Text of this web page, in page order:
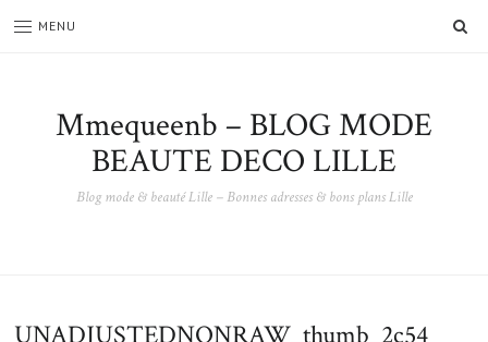
MENU
Mmequeenb – BLOG MODE
BEAUTE DECO LILLE
Blog mode & beauté Lille – Bonnes adresses & bons plans Lille
UNADJUSTEDNONRAW_thumb_2c54